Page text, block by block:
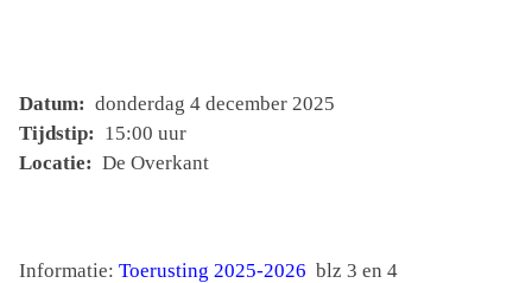
Datum: donderdag 4 december 2025
Tijdstip: 15:00 uur
Locatie: De Overkant
Informatie: Toerusting 2025-2026 blz 3 en 4